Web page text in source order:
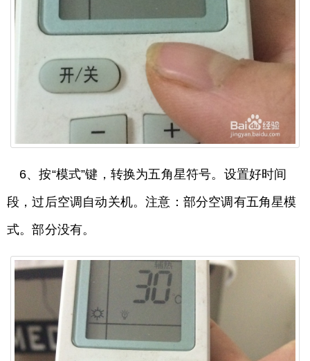
6、按“模式”键，转换为五角星符号。设置好时间
段，过后空调自动关机。注意：部分空调有五角星模
式。部分没有。